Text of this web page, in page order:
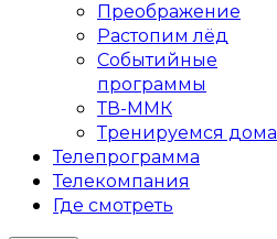
Преображение
Растопим лёд
Событийные
программы
ТВ-ММК
Тренируемся дома
Телепрограмма
Телекомпания
Где смотреть